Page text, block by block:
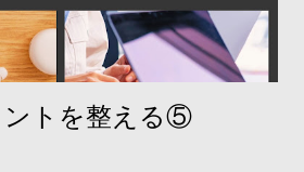
客に変化を生み出す活動を指すことが
変化を生み出す活動」というのは、顧
性に気づいてもらって、こちらが提供
活用してもらうことで、顧客の事業や
ントを整える⑤